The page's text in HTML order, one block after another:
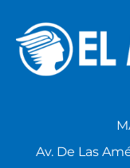
Av. De Las